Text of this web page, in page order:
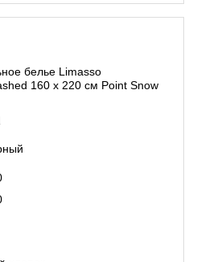
белье Limasso
160 х 220 см Point Snow